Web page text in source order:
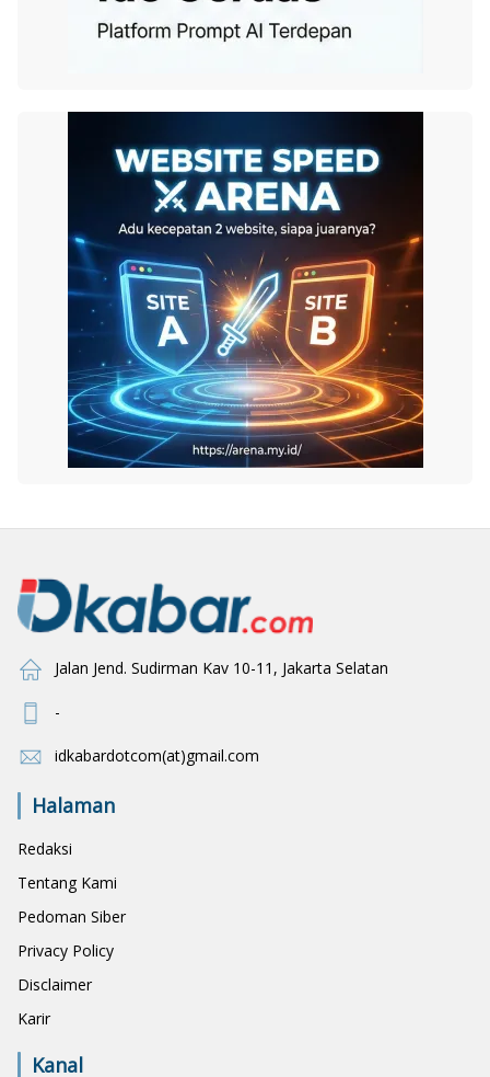
Jalan Jend. Sudirman Kav 10-11, Jakarta Selatan
-
idkabardotcom(at)gmail.com
Halaman
Redaksi
Tentang Kami
Pedoman Siber
Privacy Policy
Disclaimer
Karir
Kanal